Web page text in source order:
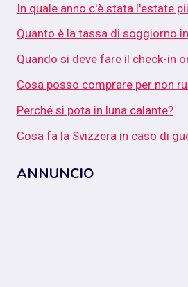
In quale anno c'è stata l'estate
Quanto è la tassa di soggiorno
Quando si deve fare il check-in
Cosa posso comprare per non
Perché si pota in luna calante?
Cosa fa la Svizzera in caso di
ANNUNCIO